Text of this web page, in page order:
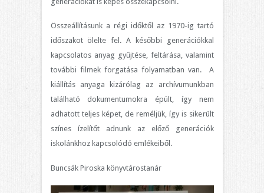
Összeállításunk a régi időktől az 1970-ig tartó
időszakot ölelte fel. A későbbi generációkkal
kapcsolatos anyag gyűjtése, feltárása, valamint
további filmek forgatása folyamatban van. A
kiállítás anyaga kizárólag az archívumunkban
található dokumentumokra épült, így nem
adhatott teljes képet, de reméljük, így is sikerült
színes ízelítőt adnunk az előző generációk
iskolánkhoz kapcsolódó emlékeiből.
Buncsák Piroska könyvtárostanár